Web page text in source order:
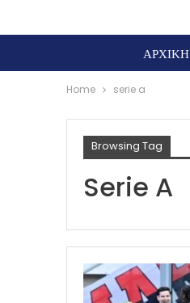
ΑΡΧΙΚΗ
Home serie a
Browsing Tag
Serie A